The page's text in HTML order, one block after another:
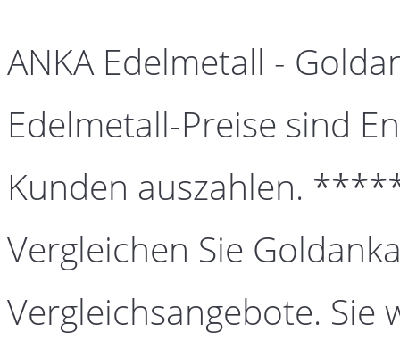
ANKA Edelmetall -
Edelmetall-Preise sind
Kunden auszahlen.
Vergleichen Sie
Vergleichsangebote. Sie